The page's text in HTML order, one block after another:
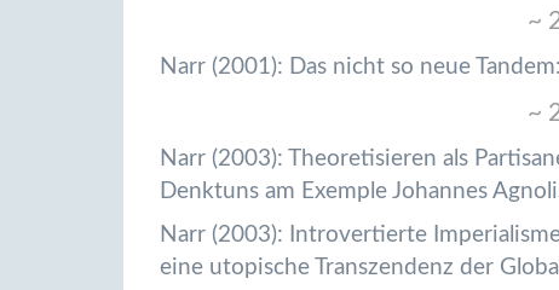
~
Narr (2001): Das nicht so neue
~
Narr (2003): Theoretisieren als
Denktuns am Exemple Johannes
Narr (2003): Introvertierte
eine utopische Transzendenz der